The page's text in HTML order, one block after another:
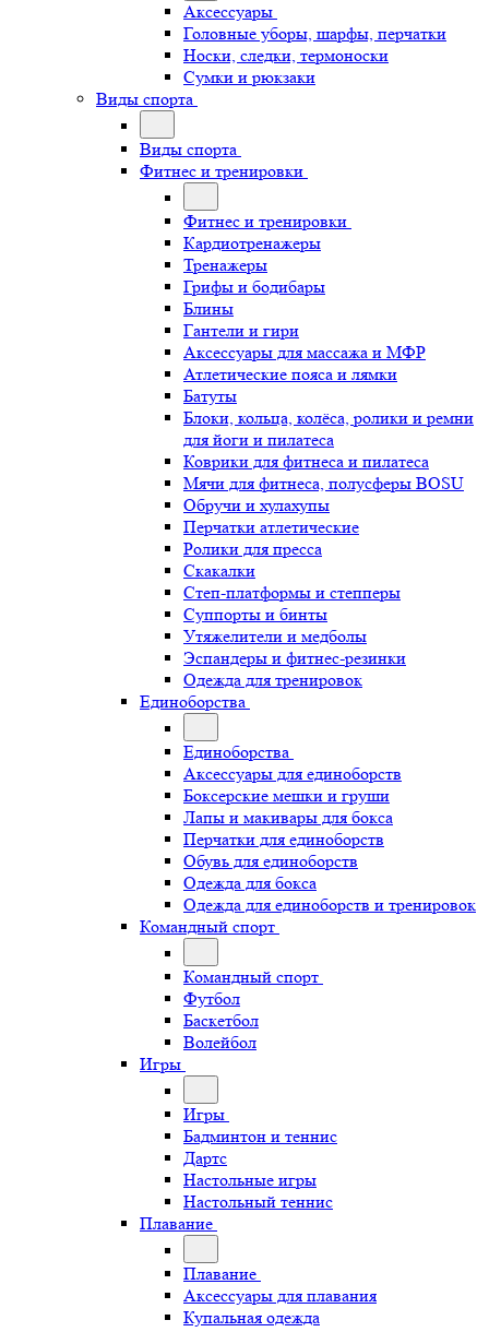
Аксессуары
Головные уборы, шарфы, перчатки
Носки, следки, термоноски
Сумки и рюкзаки
Виды спорта
Виды спорта
Фитнес и тренировки
Фитнес и тренировки
Кардиотренажеры
Тренажеры
Грифы и бодибары
Блины
Гантели и гири
Аксессуары для массажа и МФР
Атлетические пояса и лямки
Батуты
Блоки, кольца, колёса, ролики и ремни
для йоги и пилатеса
Коврики для фитнеса и пилатеса
Мячи для фитнеса, полусферы BOSU
Обручи и хулахупы
Перчатки атлетические
Ролики для пресса
Скакалки
Степ-платформы и степперы
Суппорты и бинты
Утяжелители и медболы
Эспандеры и фитнес-резинки
Одежда для тренировок
Единоборства
Единоборства
Аксессуары для единоборств
Боксерские мешки и груши
Лапы и макивары для бокса
Перчатки для единоборств
Обувь для единоборств
Одежда для бокса
Одежда для единоборств и тренировок
Командный спорт
Командный спорт
Футбол
Баскетбол
Волейбол
Игры
Игры
Бадминтон и теннис
Дартс
Настольные игры
Настольный теннис
Плавание
Плавание
Аксессуары для плавания
Купальная одежда